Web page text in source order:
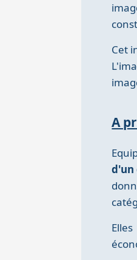
Cet
A
d'un